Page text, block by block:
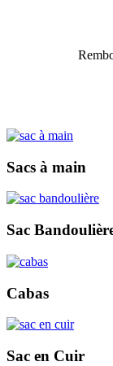
Sacs à main
Sac
Cabas
Sac en Cuir